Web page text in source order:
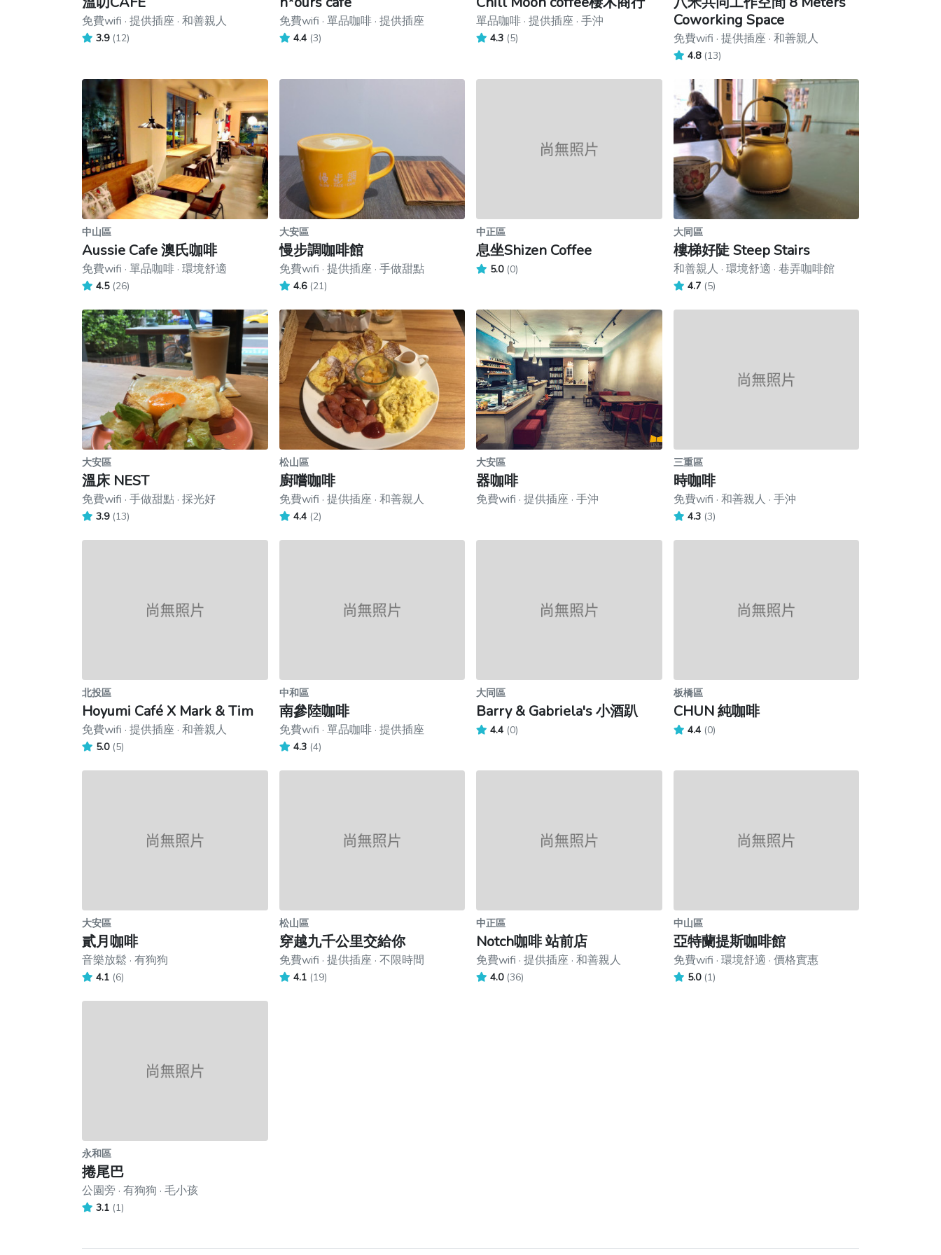
免費wifi · 提供插座 · 和善親人
3.9 (12)
免費wifi · 單品咖啡 · 提供插座
4.4 (3)
單品咖啡 · 提供插座 · 手沖
4.3 (5)
Coworking Space
免費wifi · 提供插座 · 和善親人
4.8 (13)
中山區
Aussie Cafe 澳氏咖啡
免費wifi · 單品咖啡 · 環境舒適
4.5 (26)
大安區
慢步調咖啡館
免費wifi · 提供插座 · 手做甜點
4.6 (21)
中正區
息坐Shizen Coffee
5.0 (0)
大同區
樓梯好陡 Steep Stairs
和善親人 · 環境舒適 · 巷弄咖啡館
4.7 (5)
大安區
溫床 NEST
免費wifi · 手做甜點 · 採光好
3.9 (13)
松山區
廚嚐咖啡
免費wifi · 提供插座 · 和善親人
4.4 (2)
大安區
器咖啡
免費wifi · 提供插座 · 手沖
三重區
時咖啡
免費wifi · 和善親人 · 手沖
4.3 (3)
北投區
Hoyumi Café X Mark & Tim
免費wifi · 提供插座 · 和善親人
5.0 (5)
中和區
南參陸咖啡
免費wifi · 單品咖啡 · 提供插座
4.3 (4)
大同區
Barry & Gabriela's 小酒趴
4.4 (0)
板橋區
CHUN 純咖啡
4.4 (0)
大安區
貳月咖啡
音樂放鬆 · 有狗狗
4.1 (6)
松山區
穿越九千公里交給你
免費wifi · 提供插座 · 不限時間
4.1 (19)
中正區
Notch咖啡 站前店
免費wifi · 提供插座 · 和善親人
4.0 (36)
中山區
亞特蘭提斯咖啡館
免費wifi · 環境舒適 · 價格實惠
5.0 (1)
永和區
捲尾巴
公園旁 · 有狗狗 · 毛小孩
3.1 (1)